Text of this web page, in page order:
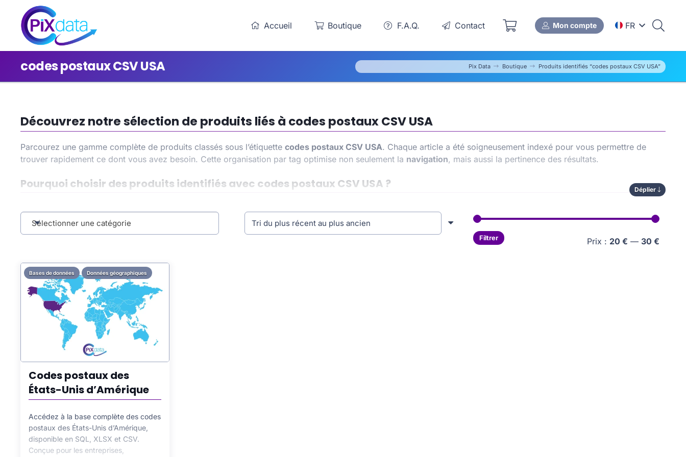
Accueil Boutique F.A.Q. Contact Mon compte FR
codes postaux CSV USA Pix Data Boutique Produits identifiés “codes postaux CSV USA”
Découvrez notre sélection de produits liés à codes postaux CSV USA
Parcourez une gamme complète de produits classés sous l’étiquette codes postaux CSV USA. Chaque article a été soigneusement indexé pour vous permettre de
trouver rapidement ce dont vous avez besoin. Cette organisation par tag optimise non seulement la navigation, mais aussi la pertinence des résultats.
Pourquoi choisir des produits identifiés avec codes postaux CSV USA ?
du temps dans vos recherches et de bénéficier d’une expérience utilisateur améliorée. Cette approche contribue également à renforcer leréférencement naturel
(SEO)de votre boutique en ligne.
Déplier
Sélectionner une catégorie
Prix
Prix
Filtrer Prix : 20 € — 30 €
Codes postaux des
États-Unis d’Amérique
Accédez à la base complète des codes
postaux des États-Unis d’Amérique,
disponible en SQL, XLSX et CSV.
Conçue pour les entreprises,
Bases de données Données géographiques